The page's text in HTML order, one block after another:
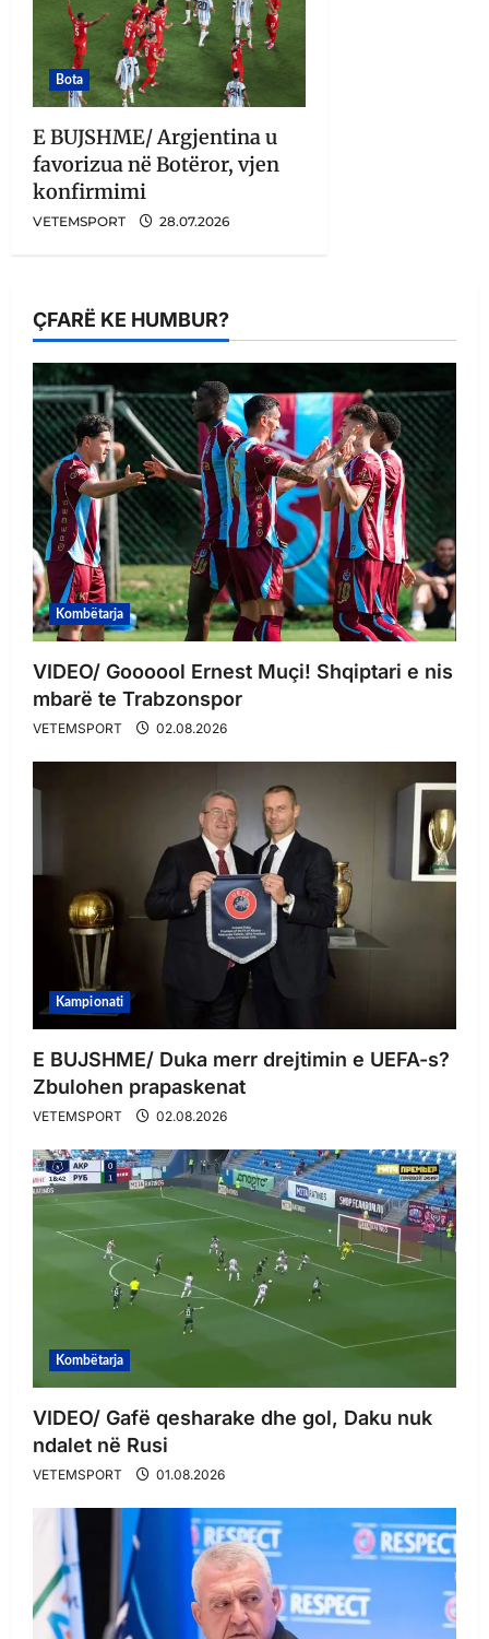
Bota
E BUJSHME/ Argjentina u
favorizua në Botëror, vjen
konfirmimi
VETEMSPORT 28.07.2026
ÇFARË KE HUMBUR?
Kombëtarja
VIDEO/ Goooool Ernest Muçi! Shqiptari e nis
mbarë te Trabzonspor
VETEMSPORT 02.08.2026
Kampionati
E BUJSHME/ Duka merr drejtimin e UEFA-s?
Zbulohen prapaskenat
VETEMSPORT 02.08.2026
Kombëtarja
VIDEO/ Gafë qesharake dhe gol, Daku nuk
ndalet në Rusi
VETEMSPORT 01.08.2026